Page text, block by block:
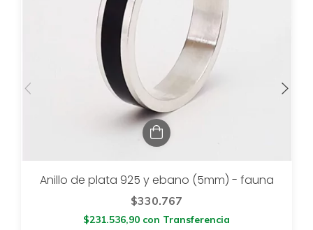
Anillo de plata 925 y ebano (5mm) - fauna
$330.767
$231.536,90 con Transferencia